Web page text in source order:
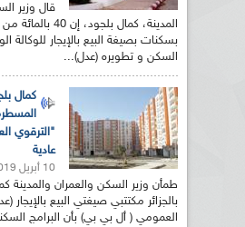
قال وزير
المدينة، كمال بلجود،
بسكنات بصيغة البيع بالإيجار للوكالة
السكن و تطويره (عدل)...
كمال
"الترقوي
عادية
10 أبريل 2019
طمأن وزير السكن والعمران والمدينة
بالجزائر مكتتبي صيغتي البيع بالإيجار
العمومي ( أل بي بي) بأن البرامج